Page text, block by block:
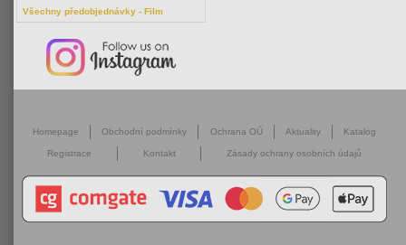
Všechny předobjednávky - Film
Homepage Obchodní podmínky Ochrana OÚ Aktuality Katalog
Registrace Kontakt Zásady ochrany osobních údajů